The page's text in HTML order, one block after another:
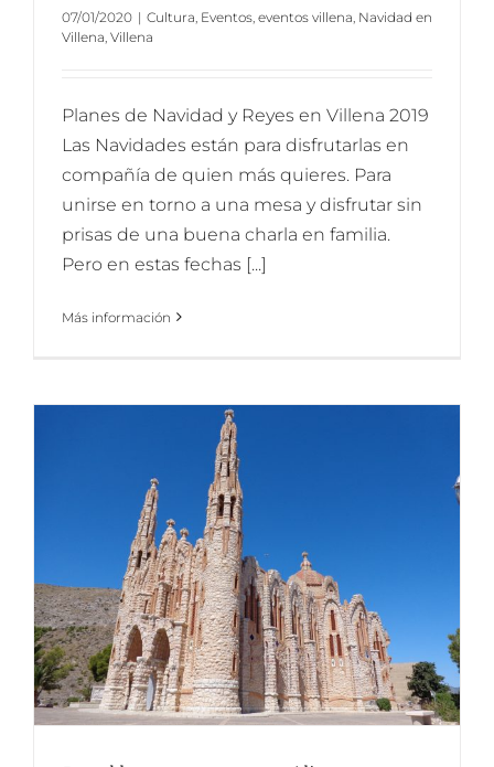
07/01/2020 | Cultura Eventos eventos villena Navidad en
Villena Villena
Planes de Navidad y Reyes en Villena 2019
Las Navidades están para disfrutarlas en
compañía de quien más quieres. Para
unirse en torno a una mesa y disfrutar sin
prisas de una buena charla en familia.
Pero en estas fechas [...]
Más información